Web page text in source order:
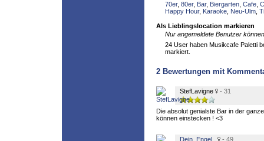
70er, 80er, Bar, Biergarten Cafe
Happy Hour, Karaoke Neu-Ulm
Als Lieblingslocation markieren
Nur angemeldete Benutzer
24 User haben Musikcafe Paletti
markiert.
2 Bewertungen mit
StefLavigne - 31
Die absolut genialste Bar in der
können einstecken ! <3
Dein_Engel_ - 49